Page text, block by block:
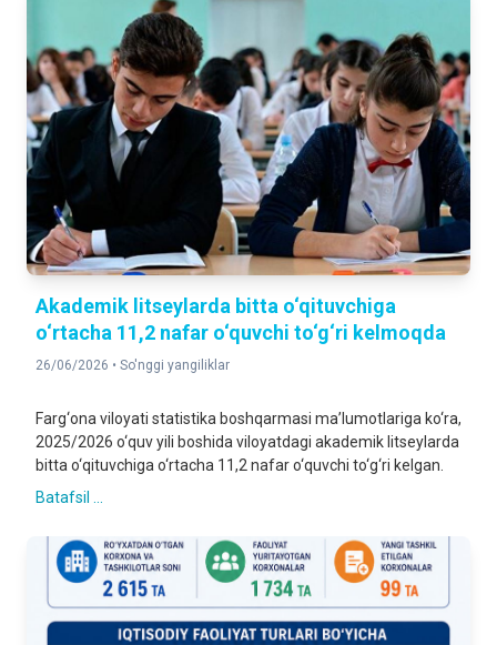
Akademik litseylarda bitta o‘qituvchiga
o‘rtacha 11,2 nafar o‘quvchi to‘g‘ri kelmoqda
26/06/2026 • So'nggi yangiliklar
Farg‘ona viloyati statistika boshqarmasi ma’lumotlariga ko‘ra,
2025/2026 o‘quv yili boshida viloyatdagi akademik litseylarda
bitta o‘qituvchiga o‘rtacha 11,2 nafar o‘quvchi to‘g‘ri kelgan.
Batafsil ...